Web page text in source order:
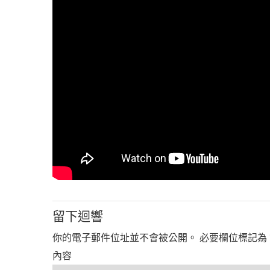
留下迴響
你的電子郵件位址並不會被公開。 必要欄位標記為
內容